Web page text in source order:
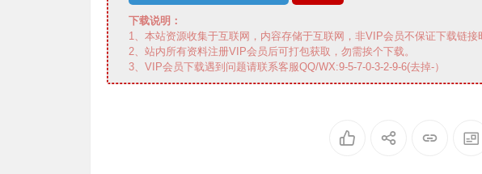
下载说明：
1、本站资源收集于互联网，内容存储于互联网，非VIP会员不保证下载链接
2、站内所有资料注册VIP会员后可打包获取，勿需挨个下载。
3、VIP会员下载遇到问题请联系客服QQ/WX:9-5-7-0-3-2-9-6(去掉-）